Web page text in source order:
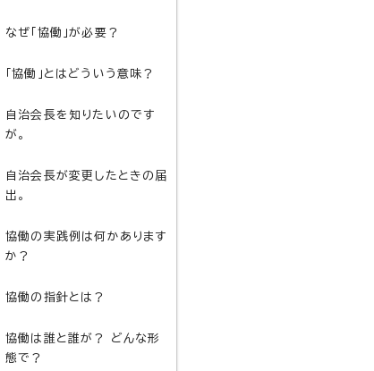
なぜ「協働」が必要？
「協働」とはどういう意味？
自治会長を知りたいのです
が。
自治会長が変更したときの届
出。
協働の実践例は何かあります
か？
協働の指針とは？
協働は誰と誰が？ どんな形
態で？